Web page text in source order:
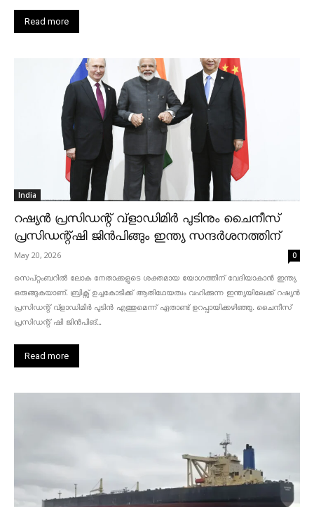
Read more
India
റഷ്യൻ പ്രസിഡന്റ് വ്‌ളാഡിമിർ പുടിനും ചൈനീസ്
പ്രസിഡന്റ്ഷി ജിൻപിങ്ങും ഇന്ത്യ സന്ദർശനത്തിന്
May 20, 2026 0
സെപ്റ്റംബറിൽ ലോക നേതാക്കളുടെ ശക്തമായ യോഗത്തിന് വേദിയാകാൻ ഇന്ത്യ
ഒരുങ്ങുകയാണ്. ബ്രിക്സ് ഉച്ചകോടിക്ക് ആതിഥേയത്വം വഹിക്കുന്ന ഇന്ത്യയിലേക്ക് റഷ്യൻ
പ്രസിഡന്റ് വ്‌ളാഡിമിർ പുടിൻ എത്തുമെന്ന് ഏതാണ്ട് ഉറപ്പായിക്കഴിഞ്ഞു. ചൈനീസ്
പ്രസിഡന്റ് ഷി ജിൻപിങ്...
Read more